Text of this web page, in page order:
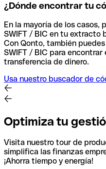
¿Dónde encontrar tu
En la mayoría de los casos,
SWIFT / BIC en tu extracto
Con Qonto, también
SWIFT / BIC para
transferencia de dinero.
Usa nuestro buscador de
Optimiza tu
Visita nuestro tour de
simplifica las finanzas
¡Ahorra tiempo y energía!